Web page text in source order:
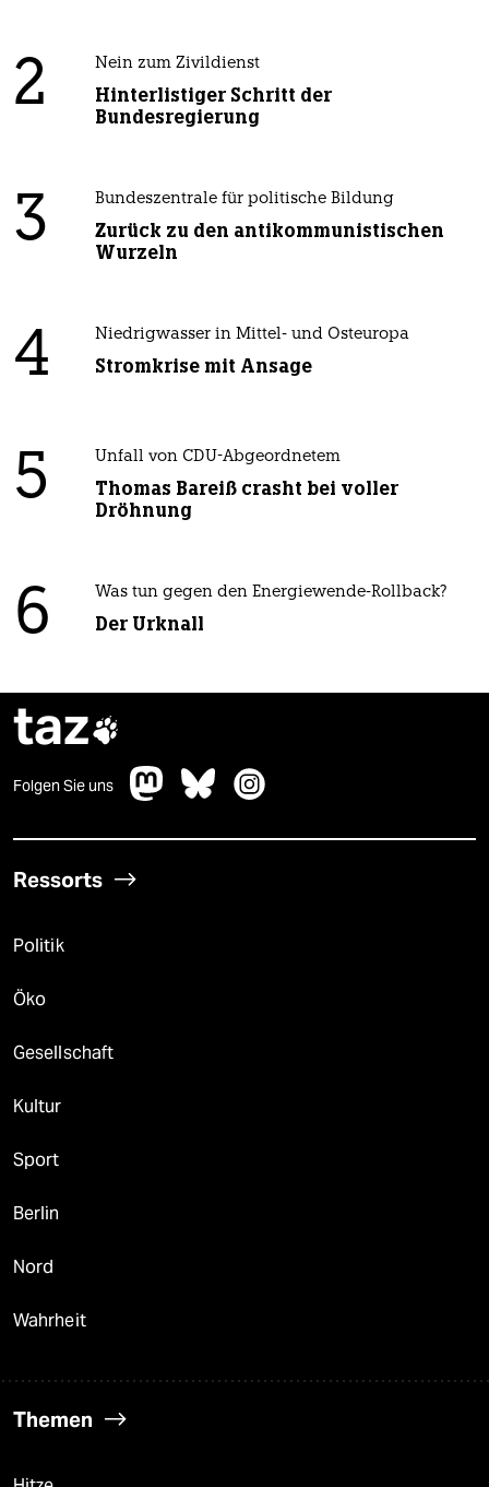
2 Nein zum Zivildienst
Hinterlistiger Schritt der
Bundesregierung
3 Bundeszentrale für politische Bildung
Zurück zu den antikommunistischen
Wurzeln
4 Niedrigwasser in Mittel- und Osteuropa
Stromkrise mit Ansage
5 Unfall von CDU-Abgeordnetem
Thomas Bareiß crasht bei voller
Dröhnung
6 Was tun gegen den Energiewende-Rollback?
Der Urknall
taz
Folgen Sie uns
Ressorts
Politik
Öko
Gesellschaft
Kultur
Sport
Berlin
Nord
Wahrheit
Themen